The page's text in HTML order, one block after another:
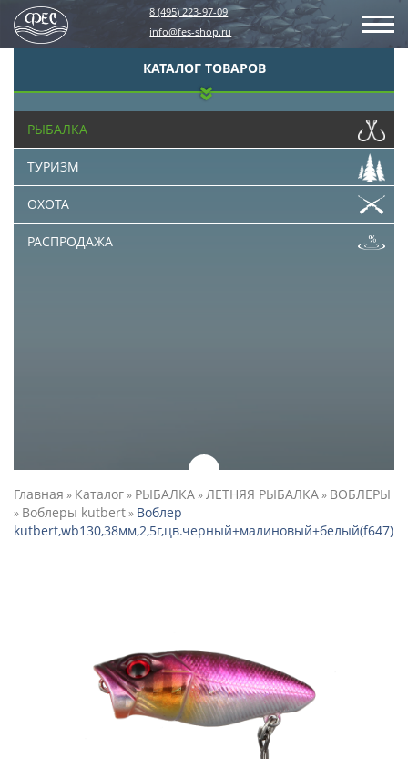
8 (495) 223-97-09
info@fes-shop.ru
КАТАЛОГ ТОВАРОВ
РЫБАЛКА
ТУРИЗМ
ОХОТА
РАСПРОДАЖА
Главная » Каталог» РЫБАЛКА»ЛЕТНЯЯ РЫБАЛКА» ВОБЛЕРЫ
» Воблеры kutbert» Воблер
kutbert,wb130,38мм,2,5г,цв.черный+малиновый+белый(f647)